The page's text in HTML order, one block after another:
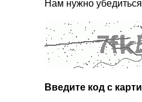
Нам нужно
Введите код с